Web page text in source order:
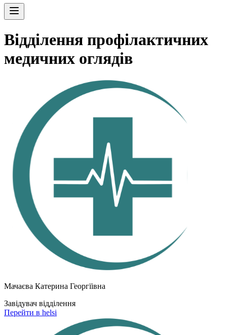
Відділення профілактичних
медичних оглядів
Мачаєва Катерина Георгїівна
Завідувач відділення
Перейти в helsi